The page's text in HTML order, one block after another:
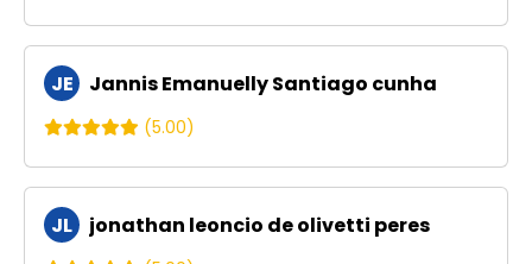
JE Jannis Emanuelly Santiago cunha
(5.00)
JL jonathan leoncio de olivetti peres